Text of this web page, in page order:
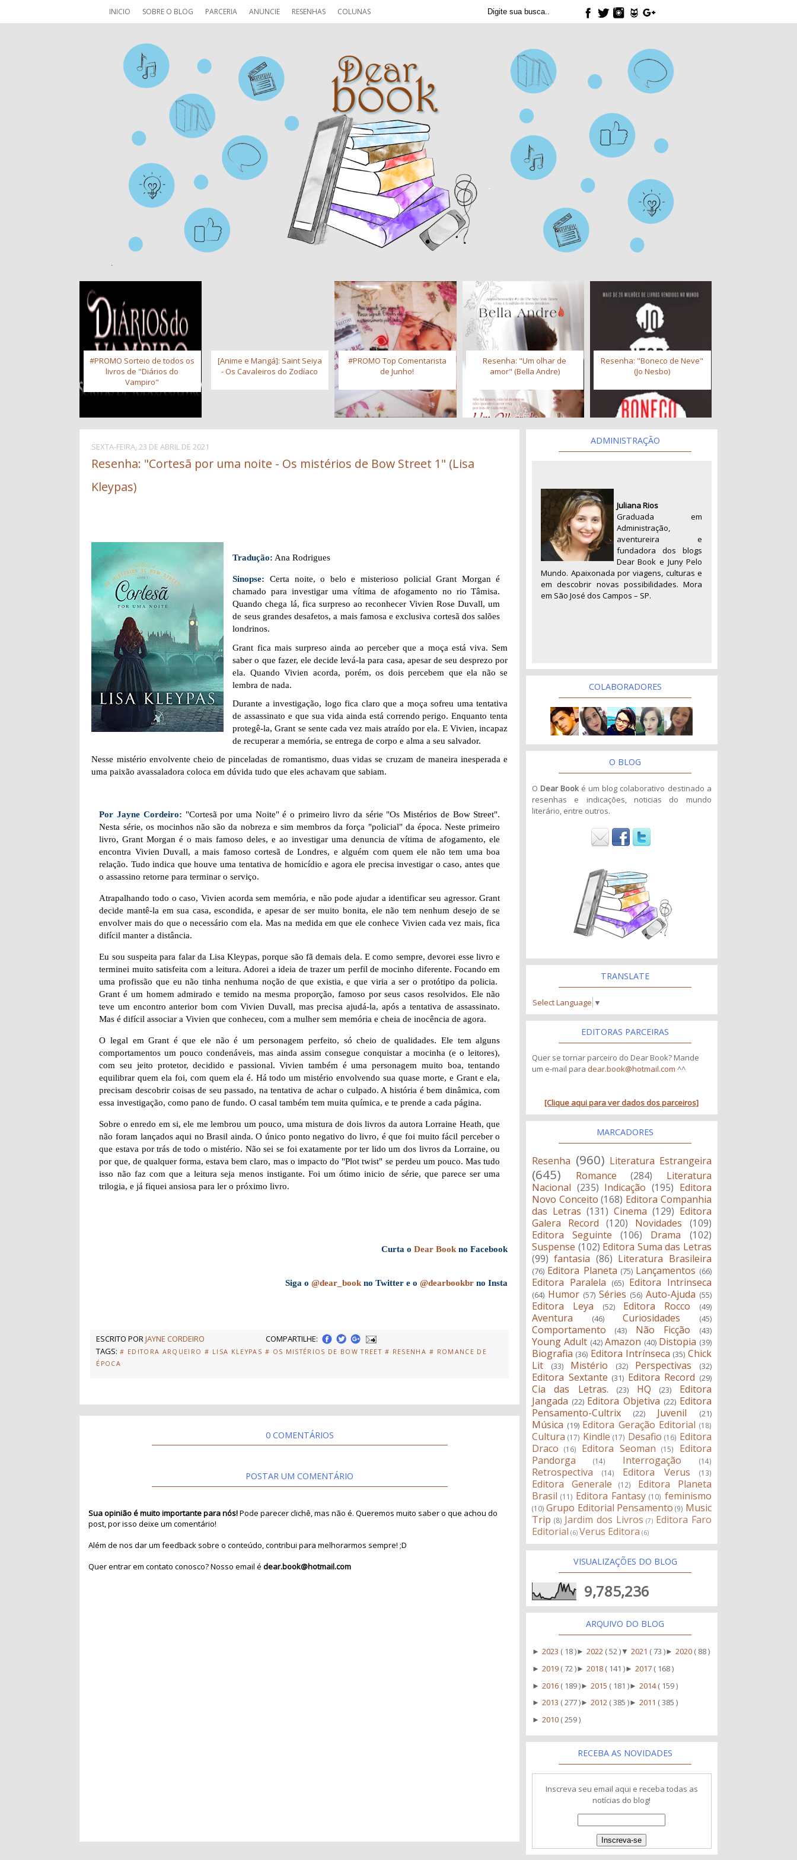
INICIO SOBRE O BLOG PARCERIA ANUNCIE RESENHAS COLUNAS
#PROMO Sorteio de todos os
livros de "Diários do
Vampiro"
[Anime e Mangá]: Saint Seiya
- Os Cavaleiros do Zodíaco
#PROMO Top Comentarista
de Junho!
Resenha: "Um olhar de
amor" (Bella Andre)
Resenha: "Boneco de Neve"
(Jo Nesbo)
SEXTA-FEIRA, 23 DE ABRIL DE 2021
Resenha: "Cortesã por uma noite - Os mistérios de Bow Street 1" (Lisa
Kleypas)
Tradução: Ana Rodrigues
Sinopse: Certa noite, o belo e misterioso policial Grant Morgan é
chamado para investigar uma vítima de afogamento no rio Tâmisa.
Quando chega lá, fica surpreso ao reconhecer Vivien Rose Duvall, um
de seus grandes desafetos, a mais famosa e exclusiva cortesã dos salões
londrinos.
Grant fica mais surpreso ainda ao perceber que a moça está viva. Sem
saber o que fazer, ele decide levá-la para casa, apesar de seu desprezo por
ela. Quando Vivien acorda, porém, os dois percebem que ela não se
lembra de nada.
Durante a investigação, logo fica claro que a moça sofreu uma tentativa
de assassinato e que sua vida ainda está correndo perigo. Enquanto tenta
protegê-la, Grant se sente cada vez mais atraído por ela. E Vivien, incapaz
de recuperar a memória, se entrega de corpo e alma a seu salvador.
Nesse mistério envolvente cheio de pinceladas de romantismo, duas vidas se cruzam de maneira inesperada e
uma paixão avassaladora coloca em dúvida tudo que eles achavam que sabiam.
Por Jayne Cordeiro: "Cortesã por uma Noite" é o primeiro livro da série "Os Mistérios de Bow Street".
Nesta série, os mocinhos não são da nobreza e sim membros da força "policial" da época. Neste primeiro
livro, Grant Morgan é o mais famoso deles, e ao investigar uma denuncia de vítima de afogamento, ele
encontra Vivien Duvall, a mais famoso cortesã de Londres, e alguém com quem ele não tem uma boa
relação. Tudo indica que houve uma tentativa de homicídio e agora ele precisa investigar o caso, antes que
o assassino retorne para terminar o serviço.
Atrapalhando todo o caso, Vivien acorda sem memória, e não pode ajudar a identificar seu agressor. Grant
decide mantê-la em sua casa, escondida, e apesar de ser muito bonita, ele não tem nenhum desejo de se
envolver mais do que o necessário com ela. Mas na medida em que ele conhece Vivien cada vez mais, fica
difícil manter a distância.
Eu sou suspeita para falar da Lisa Kleypas, porque são fã demais dela. E como sempre, devorei esse livro e
terminei muito satisfeita com a leitura. Adorei a ideia de trazer um perfil de mocinho diferente. Focando em
uma profissão que eu não tinha nenhuma noção de que existia, e que viria a ser o protótipo da policia.
Grant é um homem admirado e temido na mesma proporção, famoso por seus casos resolvidos. Ele não
teve um encontro anterior bom com Vivien Duvall, mas precisa ajudá-la, após a tentativa de assassinato.
Mas é difícil associar a Vivien que conheceu, com a mulher sem memória e cheia de inocência de agora.
O legal em Grant é que ele não é um personagem perfeito, só cheio de qualidades. Ele tem alguns
comportamentos um pouco condenáveis, mas ainda assim consegue conquistar a mocinha (e o leitores),
com seu jeito protetor, decidido e passional. Vivien também é uma personagem muito boa, tentando
equilibrar quem ela foi, com quem ela é. Há todo um mistério envolvendo sua quase morte, e Grant e ela,
precisam descobrir coisas de seu passado, na tentativa de achar o culpado. A história é bem dinâmica, com
essa investigação, como pano de fundo. O casal também tem muita química, e te prende a cada página.
Sobre o enredo em si, ele me lembrou um pouco, uma mistura de dois livros da autora Lorraine Heath, que
não foram lançados aqui no Brasil ainda. O único ponto negativo do livro, é que foi muito fácil perceber o
que estava por trás de todo o mistério. Não sei se foi exatamente por ter lido um dos livros da Lorraine, ou
por que, de qualquer forma, estava bem claro, mas o impacto do "Plot twist" se perdeu um pouco. Mas tudo
isso não faz com que a leitura seja menos instigante. Foi um ótimo inicio de série, que parece ser uma
trilogia, e já fiquei ansiosa para ler o próximo livro.
Curta oDear Book no Facebook
Siga o@dear_book no Twitter e o@dearbookbr no Insta
ESCRITO PORJAYNE CORDEIRO
COMPARTILHE:
TAGS: # EDITORA ARQUEIRO # LISA KLEYPAS # OS MISTÉRIOS DE BOW TREET # RESENHA # ROMANCE DE
ÉPOCA
0 COMENTÁRIOS
POSTAR UM COMENTÁRIO
Sua opinião é muito importante para nós!Pode parecer clichê, mas não é. Queremos muito saber o que achou do
post, por isso deixe um comentário!
Além de nos dar um feedback sobre o conteúdo, contribui para melhorarmos sempre! ;D
Quer entrar em contato conosco? Nosso email édear.book@hotmail.com
ADMINISTRAÇÃO
Juliana Rios
Graduada em
Administração,
aventureira e
fundadora dos blogs
Dear Book e Juny Pelo
Mundo. Apaixonada por viagens, culturas e
em descobrir novas possibilidades. Mora
em São José dos Campos – SP.
COLABORADORES
O BLOG
O Dear Book é um blog colaborativo destinado a
resenhas e indicações, noticias do mundo
literário, entre outros.
TRANSLATE
Select Language ▼
EDITORAS PARCEIRAS
Quer se tornar parceiro do Dear Book? Mande
um e-mail para dear.book@hotmail.com ^^
[Clique aqui para ver dados dos parceiros]
MARCADORES
Resenha (960) Literatura Estrangeira
(645) Romance (284)
Literatura
Nacional (235) Indicação (195) Editora
Novo Conceito (168) Editora Companhia
das Letras (131) Cinema (129) Editora
Galera Record
(120) Novidades
(109)
Editora Seguinte
(106) Drama
(102)
Suspense (102) Editora Suma das Letras
(99) fantasia (86) Literatura Brasileira
(76) Editora Planeta (75) Lançamentos (66)
Editora Paralela (65) Editora Intrinseca
(64) Humor (57) Séries (56) Auto-Ajuda (55)
Editora Leya (52) Editora Rocco (49)
Aventura (46) Curiosidades (45)
Comportamento (43) Não Ficção (43)
Young Adult (42) Amazon (40) Distopia (39)
Biografia (36) Editora Intrínseca (35) Chick
Lit
(33) Mistério (32) Perspectivas (32)
Editora Sextante (31) Editora Record (29)
Cia das Letras. (23) HQ (23)
Editora
Jangada (22) Editora Objetiva (22) Editora
Pensamento-Cultrix
(22) Juvenil (21)
Música (19) Editora Geração Editorial (18)
Cultura (17) Kindle (17) Desafio (16) Editora
Draco
(16) Editora Seoman (15)
Editora
Pandorga
(14) Interrogação (14)
Retrospectiva (14) Editora Verus (13)
Editora Generale (12)
Editora Planeta
Brasil (11) Editora Fantasy (10) feminismo
(10) Grupo Editorial Pensamento (9) Music
Trip (8) Jardim dos Livros (7) Editora Faro
Editorial (6) Verus Editora (6)
VISUALIZAÇÕES DO BLOG
9,785,236
ARQUIVO DO BLOG
►2023 ( 18 )►2022 ( 52 ) ▼2021 ( 73 )►2020 ( 88 )
►2019 ( 72 )►2018 ( 141 )►2017 ( 168 )
►2016 ( 189 )►2015 ( 181 )►2014( 159 )
►2013 ( 277 )►2012 ( 385 )►2011 ( 385 )
►2010 ( 259 )
RECEBA AS NOVIDADES
Inscreva seu email aqui e receba todas as
notícias do blog!